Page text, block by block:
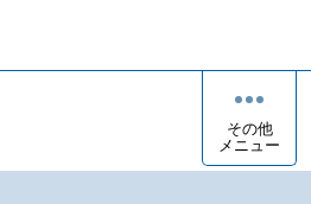
その他
メニュー